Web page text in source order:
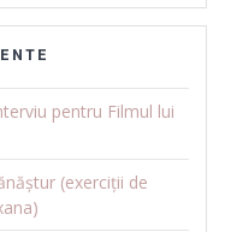
pentru Filmul lui
(exerciții de